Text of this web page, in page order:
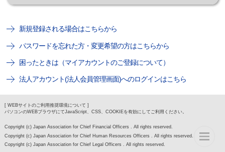
新規登録される場合はこちらから
パスワードを忘れた方・変更希望の方はこちらから
困ったときは（マイアカウントのご登録について）
法人アカウント(法人会員管理画面)へのログインはこちら
[ WEBサイトのご利用推奨環境について ]
パソコンのWEBブラウザにてJavaScript、CSS、COOKIEを有効にしてご利用ください。
Copyright (c) Japan Association for Chief Financial Officers . All rights reserved.
Copyright (c) Japan Association for Chief Human Resources Officers . All rights reserved.
Copyright (c) Japan Association for Chief Legal Officers . All rights reserved.